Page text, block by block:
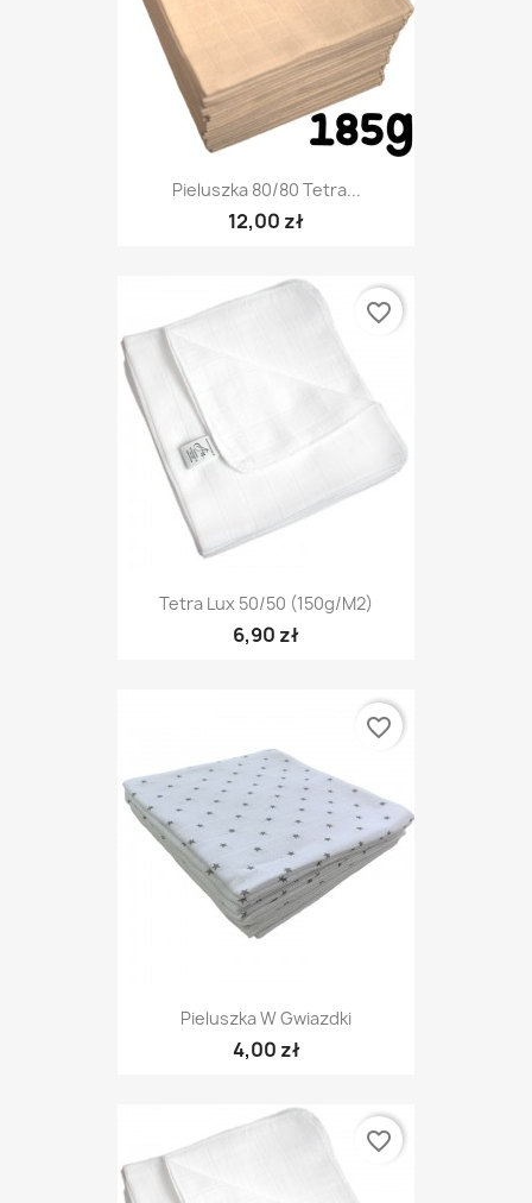
Pieluszka 80/80 Tetra...
12,00 zł
Tetra Lux 50/50 (150g/m2)
6,90 zł
favorite_border
Pieluszka W Gwiazdki
4,00 zł
favorite_border
favorite_border